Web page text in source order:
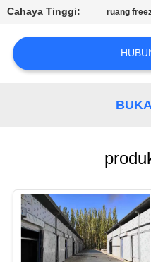
BERITA
PERMINTAAN
PENAWARAN
PRIVACY
POLICY
Cahaya Tinggi: ruang